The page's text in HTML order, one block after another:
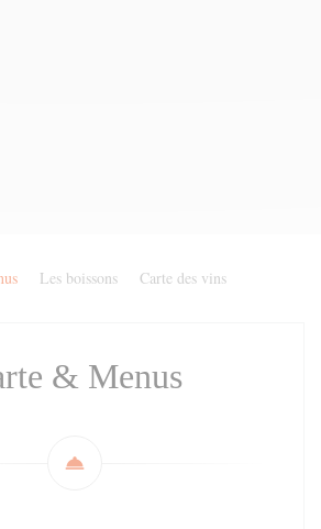
Les boissons Carte des vins
& Menus